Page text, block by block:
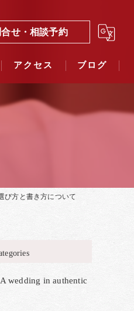
せ・相談予約
アクセス ブログ
び方と書き方について
wedding in authentic